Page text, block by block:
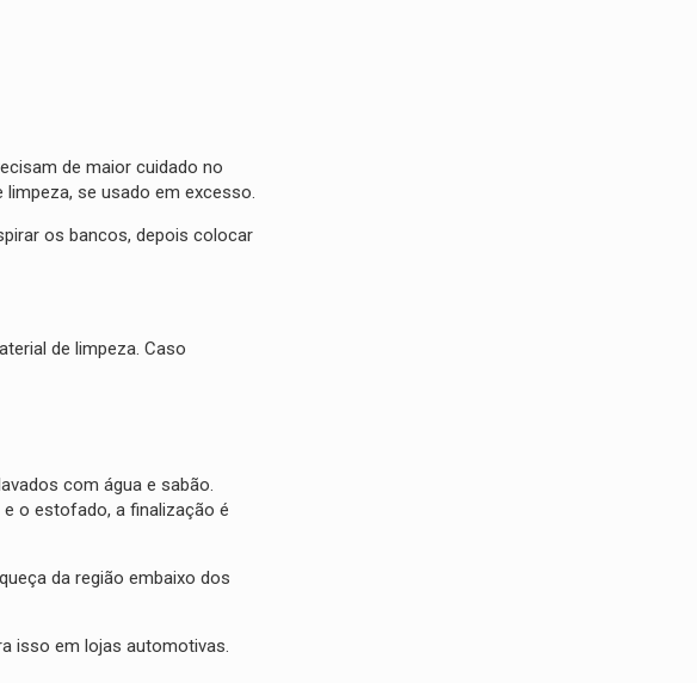
de maior cuidado no
se usado em excesso.
os bancos, depois colocar
de limpeza. Caso
com água e sabão.
o estofado, a finalização é
da região embaixo dos
isso em lojas automotivas.